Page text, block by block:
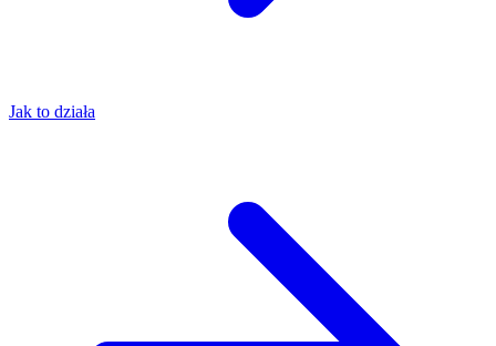
Jak to działa